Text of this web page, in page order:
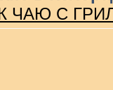
К ЧАЮ С